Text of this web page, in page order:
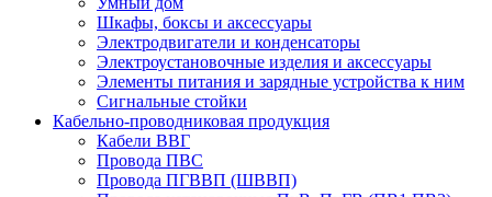
Шкафы, боксы и аксессуары
Электродвигатели и конденсаторы
Электроустановочные изделия и аксессуары
Элементы питания и зарядные устройства к ним
Сигнальные стойки
Кабельно-проводниковая продукция
Кабели ВВГ
Провода ПВС
Провода ПГВВП (ШВВП)